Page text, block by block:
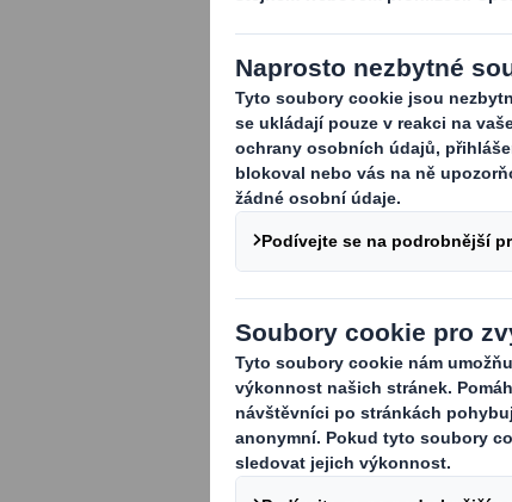
Využijte
Chcete-li si